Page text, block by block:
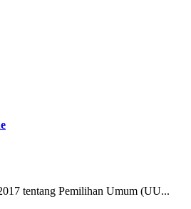
tentang Pemilihan Umum (UU...